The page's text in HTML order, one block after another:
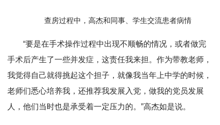
查房过程中，高杰和同事、学生交流患者病情
“要是在手术操作过程中出现不顺畅的情况，或者做完
手术后产生了一些并发症，这责任我来担。作为带教老师，
我觉得自己就得挑起这个担子，就像我当年上中学的时候，
老师们悉心培养我，还推荐我发展入党，做我的党员发展
人，他们当时也是承受着一定压力的。”高杰如是说。